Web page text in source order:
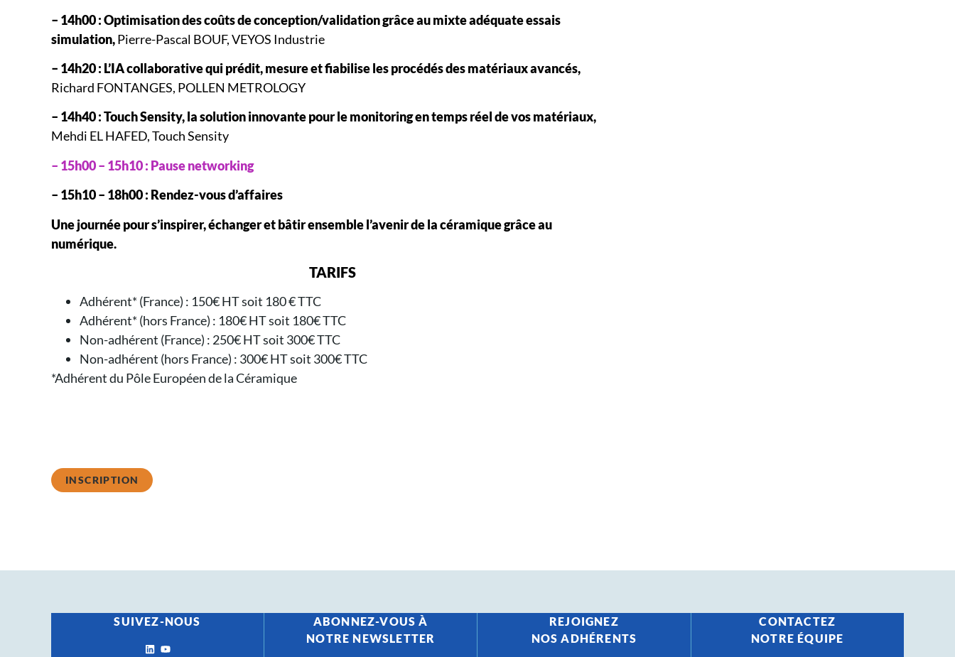
– 14h00 : Optimisation des coûts de conception/validation grâce au mixte adéquate essais
simulation,Pierre-Pascal BOUF, VEYOS Industrie
– 14h20 : L’IA collaborative qui prédit, mesure et fiabilise les procédés des matériaux avancés,
Richard FONTANGES, POLLEN METROLOGY
– 14h40 : Touch Sensity, la solution innovante pour le monitoring en temps réel de vos matériaux,
Mehdi EL HAFED, Touch Sensity
– 15h00 – 15h10 : Pause networking
– 15h10 – 18h00 : Rendez-vous d’affaires
Une journée pour s’inspirer, échanger et bâtir ensemble l’avenir de la céramique grâce au
numérique.
TARIFS
Adhérent* (France) : 150€ HT soit 180 € TTC
Adhérent* (hors France) : 180€ HT soit 180€ TTC
Non-adhérent (France) : 250€ HT soit 300€ TTC
Non-adhérent (hors France) : 300€ HT soit 300€ TTC
*Adhérent du Pôle Européen de la Céramique
INSCRIPTION
SUIVEZ-NOUS
ABONNEZ-VOUS À
NOTRE NEWSLETTER
REJOIGNEZ
NOS ADHÉRENTS
CONTACTEZ
NOTRE ÉQUIPE